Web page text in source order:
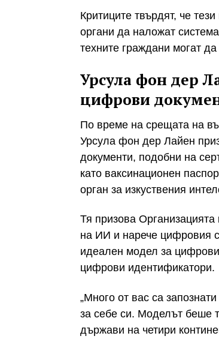
Критиците твърдят, че
органи да наложат
техните граждани могат
Урсула фон дер
цифрови
По време на срещата на
Урсула фон дер Лайен
документи, подобни на
като ваксинационен
орган за изкуствения
Тя призова
на ИИ и нарече цифровия
идеален модел за
цифрови идентификатори.
„Много от вас са
за себе си. Моделът беше
държави на четири